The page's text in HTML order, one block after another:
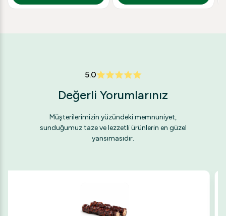
5.0
Değerli Yorumlarınız
Müşterilerimizin yüzündeki memnuniyet,
sunduğumuz taze ve lezzetli ürünlerin en güzel
yansımasıdır.